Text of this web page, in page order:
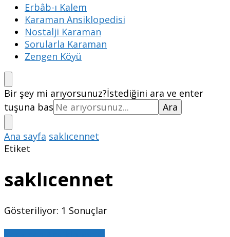
Erbâb-ı Kalem
Karaman Ansiklopedisi
Nostalji Karaman
Sorularla Karaman
Zengen Köyü
Bir şey mi arıyorsunuz?İstediğini ara ve enter
tuşuna bas
Ana sayfa saklıcennet
Etiket
saklıcennet
Gösteriliyor: 1 Sonuçlar